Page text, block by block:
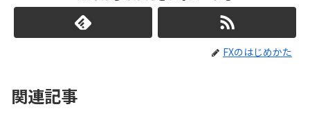
FXのはじめかた
関連記事